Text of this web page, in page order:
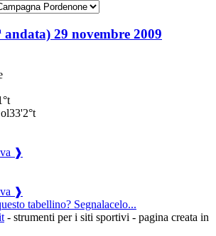
andata) 29 novembre 2009
33'2°t
❱
❱
tabellino? Segnalacelo...
- strumenti per i siti sportivi - pagina creata in